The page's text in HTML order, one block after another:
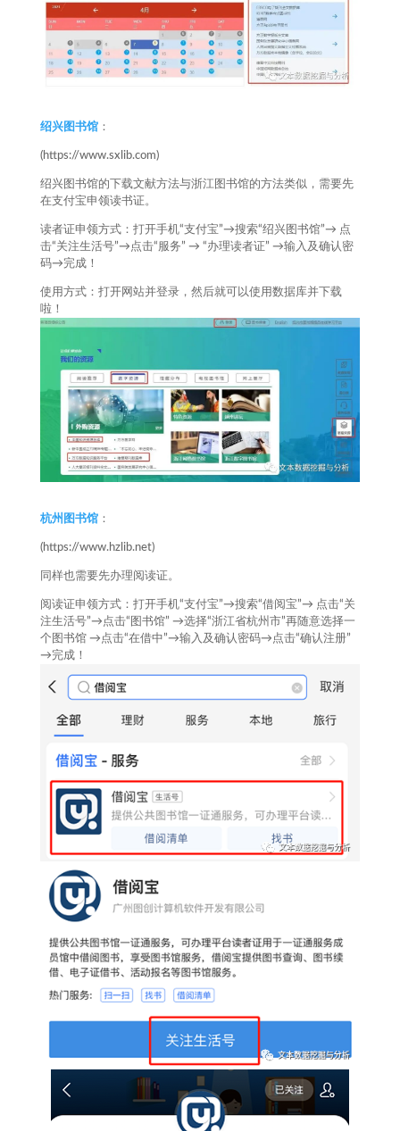
绍兴图书馆：
(https://www.sxlib.com)
绍兴图书馆的下载文献方法与浙江图书馆的方法类似，需要先
在支付宝申领读书证。
读者证申领方式：打开手机“支付宝”→搜索“绍兴图书馆”→ 点
击“关注生活号”→点击“服务” → “办理读者证” →输入及确认密
码→完成！
使用方式：打开网站并登录，然后就可以使用数据库并下载
啦！
杭州图书馆：
(https://www.hzlib.net)
同样也需要先办理阅读证。
阅读证申领方式：打开手机“支付宝”→搜索“借阅宝”→ 点击“关
注生活号”→点击“图书馆” →选择“浙江省杭州市”再随意选择一
个图书馆 →点击“在借中”→输入及确认密码→点击“确认注册”
→完成！